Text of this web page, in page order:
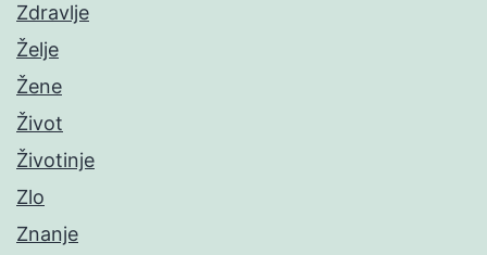
Zdravlje
Želje
Žene
Život
Životinje
Zlo
Znanje